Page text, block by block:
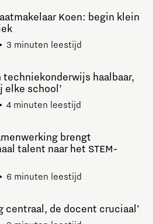
Koen: begin klein
3 minuten leestijd
techniekonderwijs haalbaar,
elke school’
4 minuten leestijd
brengt
talent naar het STEM-
6 minuten leestijd
centraal, de docent cruciaal’